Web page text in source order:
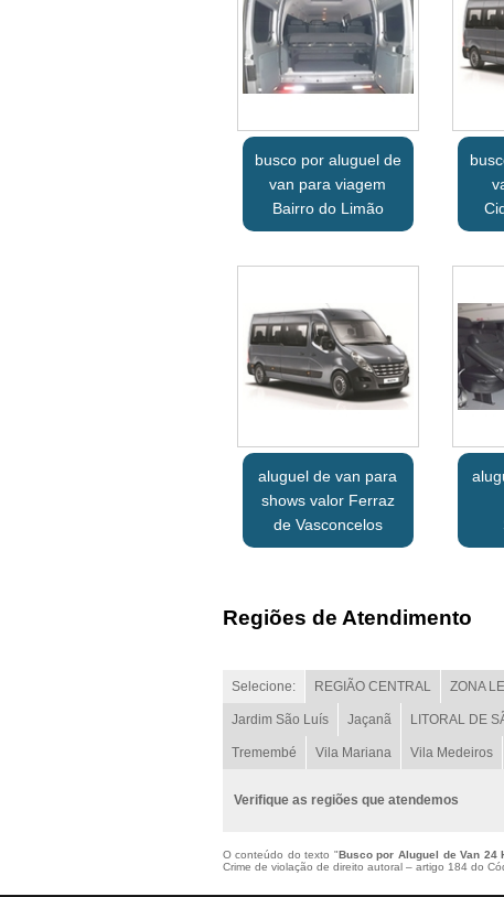
busco por aluguel de
van para viagem
Bairro do Limão
aluguel de van para
shows valor Ferraz
de Vasconcelos
Regiões de Atendimento
Selecione: REGIÃO CENTRAL ZONA
Jardim São Luís Jaçanã LITORAL DE
Tremembé Vila Mariana Vila Medeiros
Verifique as regiões que atendemos
O conteúdo do texto "Busco por Aluguel de Van 24
Crime de violação de direito autoral – artigo 184 do